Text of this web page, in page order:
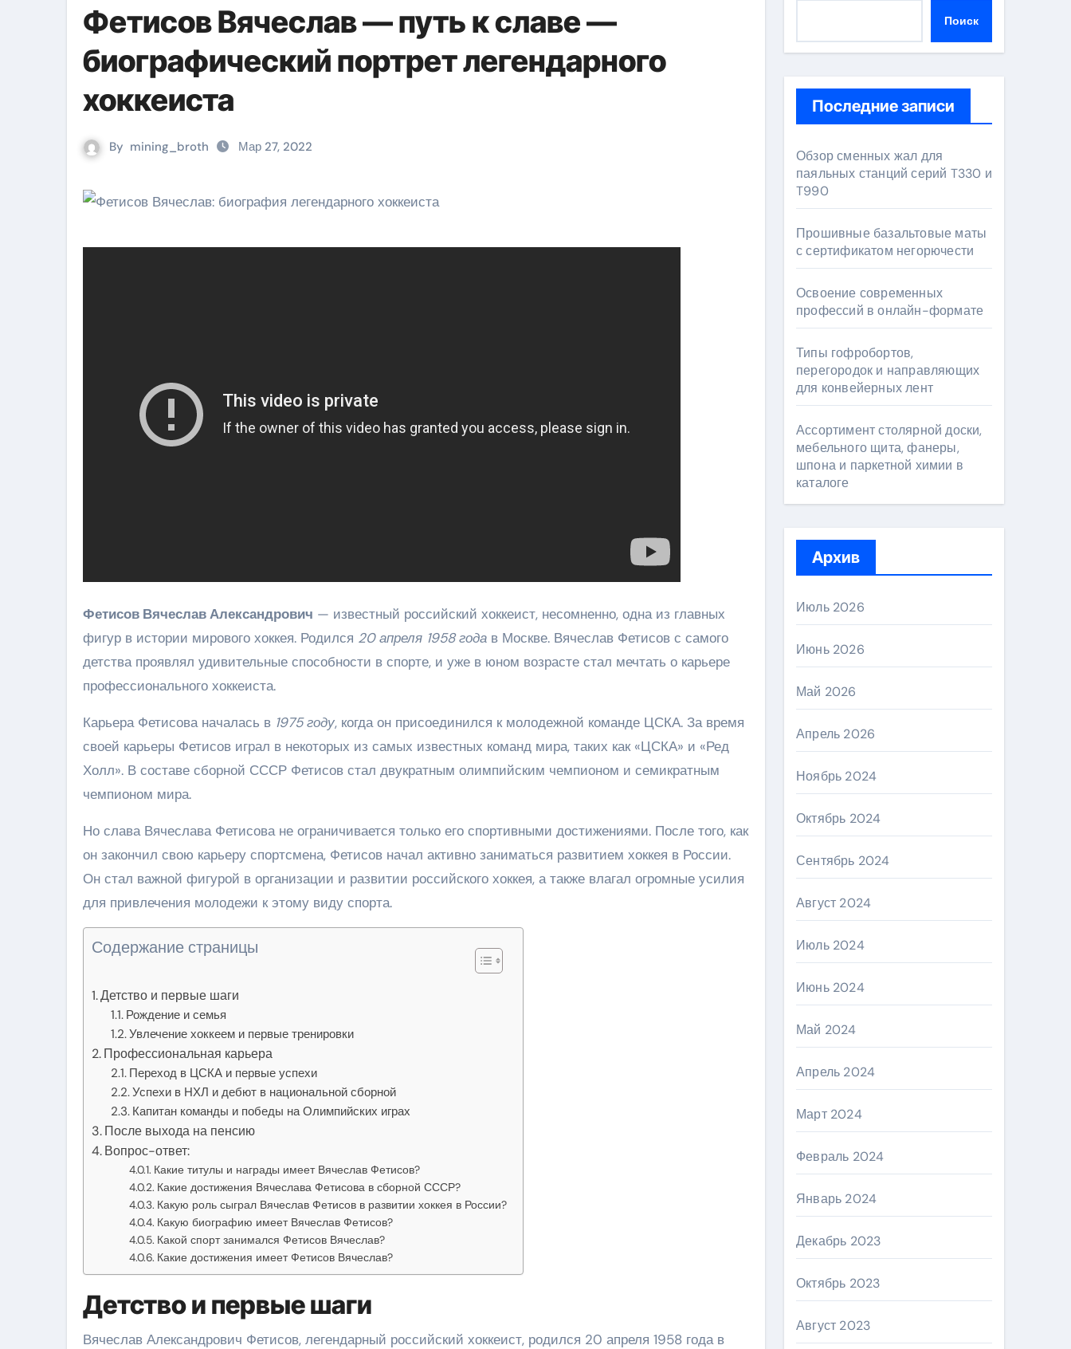
Фетисов Вячеслав — путь к славе —
биографический портрет легендарного
хоккеиста
By mining_broth Мар 27, 2022
Фетисов Вячеслав Александрович — известный российский хоккеист, несомненно, одна из главных
фигур в истории мирового хоккея. Родился 20 апреля 1958 года в Москве. Вячеслав Фетисов с самого
детства проявлял удивительные способности в спорте, и уже в юном возрасте стал мечтать о карьере
профессионального хоккеиста.
Карьера Фетисова началась в 1975 году, когда он присоединился к молодежной команде ЦСКА. За время
своей карьеры Фетисов играл в некоторых из самых известных команд мира, таких как «ЦСКА» и «Ред
Холл». В составе сборной СССР Фетисов стал двукратным олимпийским чемпионом и семикратным
чемпионом мира.
Но слава Вячеслава Фетисова не ограничивается только его спортивными достижениями. После того, как
он закончил свою карьеру спортсмена, Фетисов начал активно заниматься развитием хоккея в России.
Он стал важной фигурой в организации и развитии российского хоккея, а также влагал огромные усилия
для привлечения молодежи к этому виду спорта.
Содержание страницы
Детство и первые шаги
Рождение и семья
Увлечение хоккеем и первые тренировки
Профессиональная карьера
Переход в ЦСКА и первые успехи
Успехи в НХЛ и дебют в национальной сборной
Капитан команды и победы на Олимпийских играх
После выхода на пенсию
Вопрос-ответ:
Какие титулы и награды имеет Вячеслав Фетисов?
Какие достижения Вячеслава Фетисова в сборной СССР?
Какую роль сыграл Вячеслав Фетисов в развитии хоккея в России?
Какую биографию имеет Вячеслав Фетисов?
Какой спорт занимался Фетисов Вячеслав?
Какие достижения имеет Фетисов Вячеслав?
Детство и первые шаги
Вячеслав Александрович Фетисов, легендарный российский хоккеист, родился 20 апреля 1958 года в
Поиск
Последние записи
Обзор сменных жал для
паяльных станций серий T330 и
T990
Прошивные базальтовые маты
с сертификатом негорючести
Освоение современных
профессий в онлайн-формате
Типы гофробортов,
перегородок и направляющих
для конвейерных лент
Ассортимент столярной доски,
мебельного щита, фанеры,
шпона и паркетной химии в
каталоге
Архив
Июль 2026
Июнь 2026
Май 2026
Апрель 2026
Ноябрь 2024
Октябрь 2024
Сентябрь 2024
Август 2024
Июль 2024
Июнь 2024
Май 2024
Апрель 2024
Март 2024
Февраль 2024
Январь 2024
Декабрь 2023
Октябрь 2023
Август 2023